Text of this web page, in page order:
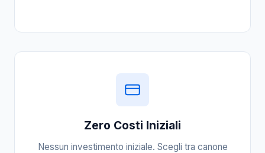
Zero Costi Iniziali
Nessun investimento iniziale. Scegli tra canone